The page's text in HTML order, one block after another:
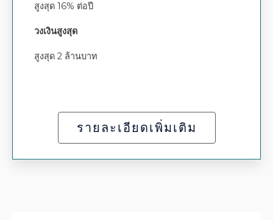
สูงสุด 16% ต่อปี
วงเงินสูงสุด
สูงสุด 2 ล้านบาท
รายละเอียดเพิ่มเติม